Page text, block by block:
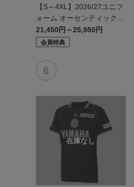
【S～4XL】2026/27ユニフ
ォーム オーセンティックモ
デル:FP1st
21,450円～25,950円
会員特典